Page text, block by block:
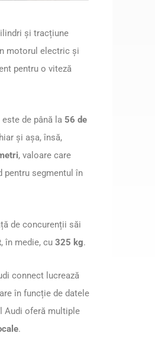
și tracțiune
motorul electric și
pentru o viteză
de până la 56 de
și așa, însă,
, valoare care
pentru segmentul în
de concurenții săi
, în medie, cu 325 kg.
connect lucrează
în funcție de datele
Audi oferă multiple
.